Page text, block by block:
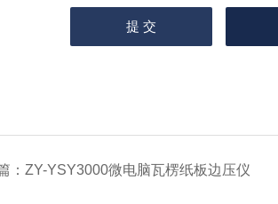
：ZY-YSY3000微电脑瓦楞纸板边压仪